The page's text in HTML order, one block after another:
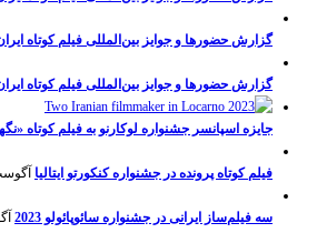
گزارش حضورها و جوایز بین‌المللی فیلم کوتاه ایران،
گزارش حضورها و جوایز بین‌المللی فیلم کوتاه ایران،
جایزه اسپانسر جشنواره لوکارنو به فیلم کوتاه
فیلم کوتاه پرونده در جشنواره کنکورتو ایتالیا آگوست 12,
سه فیلم‌ساز ایرانی در جشنواره سائوپائولو 2023